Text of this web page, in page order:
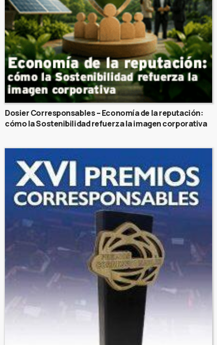
Dosier Corresponsables – Economía de la reputación:
cómo la Sostenibilidad refuerza la imagen corporativa